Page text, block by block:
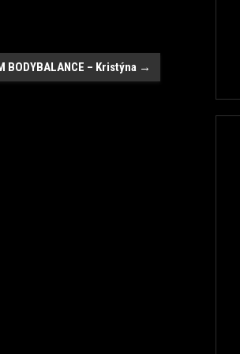
BODYBALANCE – Kristýna →